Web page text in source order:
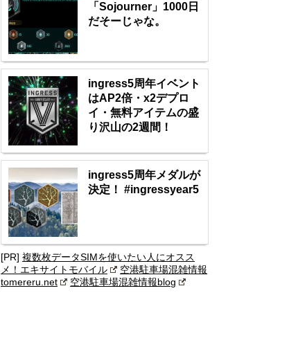
「Sojourner」1000日
だそーじゃな。
ingress5周年イベント
はAP2倍・x2デプロ
イ・無料アイテムの盛
り沢山の2週間！
ingress5周年メダルが
決定！ #ingressyear5
[PR] 複数枚データSIMを使いたい人にオスス
メ！エキサイトモバイル
空港駐車場混雑情報
tomereru.net
空港駐車場混雑情報blog